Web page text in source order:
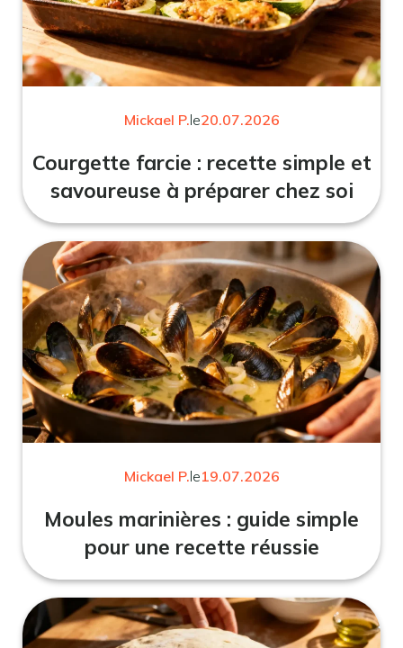
Mickael P.le20.07.2026
Courgette farcie : recette simple et
savoureuse à préparer chez soi
Mickael P.le19.07.2026
Moules marinières : guide simple
pour une recette réussie